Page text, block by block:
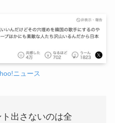
ニュース
出さないのは全